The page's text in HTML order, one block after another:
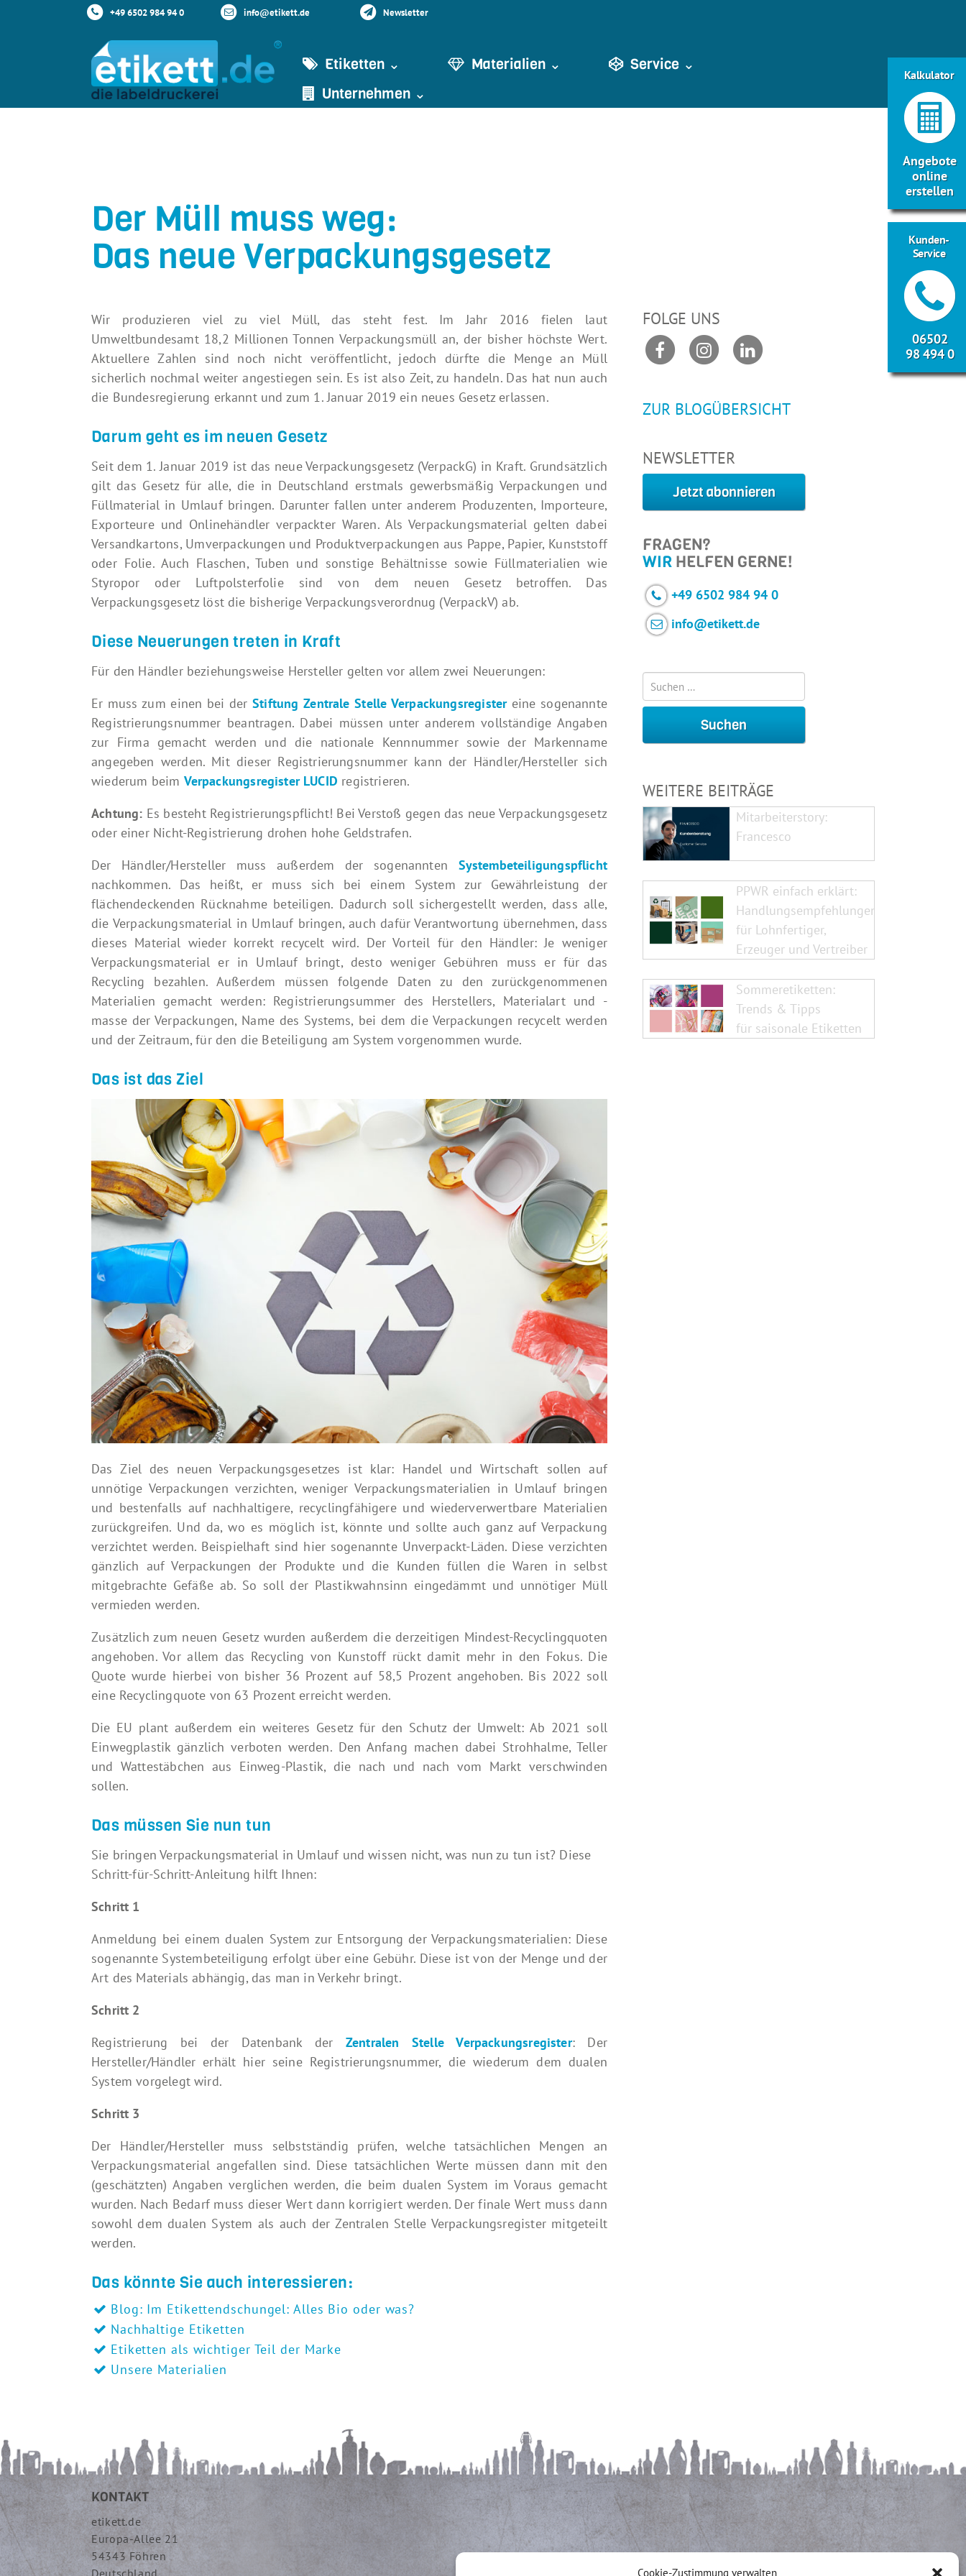
Cookie-Zustimmung verwalten
Kalkulator
Angebote
online
erstellen
Kunden-
Service
06502
98 494 0
+49 6502 984 94 0 info@etikett.de Newsletter
Etiketten ⌄ Materialien ⌄
Service ⌄
Unternehmen ⌄
Der Müll muss weg:
Das neue Verpackungsgesetz
Wir produzieren viel zu viel Müll, das steht fest. Im Jahr 2016 fielen laut
Umweltbundesamt 18,2 Millionen Tonnen Verpackungsmüll an, der bisher höchste Wert.
Aktuellere Zahlen sind noch nicht veröffentlicht, jedoch dürfte die Menge an Müll
sicherlich nochmal weiter angestiegen sein. Es ist also Zeit, zu handeln. Das hat nun auch
die Bundesregierung erkannt und zum 1. Januar 2019 ein neues Gesetz erlassen.
Darum geht es im neuen Gesetz
Seit dem 1. Januar 2019 ist das neue Verpackungsgesetz (VerpackG) in Kraft. Grundsätzlich
gilt das Gesetz für alle, die in Deutschland erstmals gewerbsmäßig Verpackungen und
Füllmaterial in Umlauf bringen. Darunter fallen unter anderem Produzenten, Importeure,
Exporteure und Onlinehändler verpackter Waren. Als Verpackungsmaterial gelten dabei
Versandkartons, Umverpackungen und Produktverpackungen aus Pappe, Papier, Kunststoff
oder Folie. Auch Flaschen, Tuben und sonstige Behältnisse sowie Füllmaterialien wie
Styropor oder Luftpolsterfolie sind von dem neuen Gesetz betroffen. Das
Verpackungsgesetz löst die bisherige Verpackungsverordnug (VerpackV) ab.
Diese Neuerungen treten in Kraft
Für den Händler beziehungsweise Hersteller gelten vor allem zwei Neuerungen:
Er muss zum einen bei derStiftung Zentrale Stelle Verpackungsregistereine sogenannte
Registrierungsnummer beantragen. Dabei müssen unter anderem vollständige Angaben
zur Firma gemacht werden und die nationale Kennnummer sowie der Markenname
angegeben werden. Mit dieser Registrierungsnummer kann der Händler/Hersteller sich
wiederum beim Verpackungsregister LUCID registrieren.
Achtung: Es besteht Registrierungspflicht! Bei Verstoß gegen das neue Verpackungsgesetz
oder einer Nicht-Registrierung drohen hohe Geldstrafen.
Der Händler/Hersteller muss außerdem der sogenannten Systembeteiligungspflicht
nachkommen. Das heißt, er muss sich bei einem System zur Gewährleistung der
flächendeckenden Rücknahme beteiligen. Dadurch soll sichergestellt werden, dass alle,
die Verpackungsmaterial in Umlauf bringen, auch dafür Verantwortung übernehmen, dass
dieses Material wieder korrekt recycelt wird. Der Vorteil für den Händler: Je weniger
Verpackungsmaterial er in Umlauf bringt, desto weniger Gebühren muss er für das
Recycling bezahlen. Außerdem müssen folgende Daten zu den zurückgenommenen
Materialien gemacht werden: Registrierungsummer des Herstellers, Materialart und -
masse der Verpackungen, Name des Systems, bei dem die Verpackungen recycelt werden
und der Zeitraum, für den die Beteiligung am System vorgenommen wurde.
Das ist das Ziel
Das Ziel des neuen Verpackungsgesetzes ist klar: Handel und Wirtschaft sollen auf
unnötige Verpackungen verzichten, weniger Verpackungsmaterialien in Umlauf bringen
und bestenfalls auf nachhaltigere, recyclingfähigere und wiederverwertbare Materialien
zurückgreifen. Und da, wo es möglich ist, könnte und sollte auch ganz auf Verpackung
verzichtet werden. Beispielhaft sind hier sogenannte Unverpackt-Läden. Diese verzichten
gänzlich auf Verpackungen der Produkte und die Kunden füllen die Waren in selbst
mitgebrachte Gefäße ab. So soll der Plastikwahnsinn eingedämmt und unnötiger Müll
vermieden werden.
Zusätzlich zum neuen Gesetz wurden außerdem die derzeitigen Mindest-Recyclingquoten
angehoben. Vor allem das Recycling von Kunstoff rückt damit mehr in den Fokus. Die
Quote wurde hierbei von bisher 36 Prozent auf 58,5 Prozent angehoben. Bis 2022 soll
eine Recyclingquote von 63 Prozent erreicht werden.
Die EU plant außerdem ein weiteres Gesetz für den Schutz der Umwelt: Ab 2021 soll
Einwegplastik gänzlich verboten werden. Den Anfang machen dabei Strohhalme, Teller
und Wattestäbchen aus Einweg-Plastik, die nach und nach vom Markt verschwinden
sollen.
Das müssen Sie nun tun
Sie bringen Verpackungsmaterial in Umlauf und wissen nicht, was nun zu tun ist? Diese
Schritt-für-Schritt-Anleitung hilft Ihnen:
Schritt 1
Anmeldung bei einem dualen System zur Entsorgung der Verpackungsmaterialien: Diese
sogenannte Systembeteiligung erfolgt über eine Gebühr. Diese ist von der Menge und der
Art des Materials abhängig, das man in Verkehr bringt.
Schritt 2
Registrierung bei der Datenbank der Zentralen Stelle Verpackungsregister: Der
Hersteller/Händler erhält hier seine Registrierungsnummer, die wiederum dem dualen
System vorgelegt wird.
Schritt 3
Der Händler/Hersteller muss selbstständig prüfen, welche tatsächlichen Mengen an
Verpackungsmaterial angefallen sind. Diese tatsächlichen Werte müssen dann mit den
(geschätzten) Angaben verglichen werden, die beim dualen System im Voraus gemacht
wurden. Nach Bedarf muss dieser Wert dann korrigiert werden. Der finale Wert muss dann
sowohl dem dualen System als auch der Zentralen Stelle Verpackungsregister mitgeteilt
werden.
Das könnte Sie auch interessieren:
Blog: Im Etikettendschungel: Alles Bio oder was?
Nachhaltige Etiketten
Etiketten als wichtiger Teil der Marke
Unsere Materialien
FOLGE UNS
ZUR BLOGÜBERSICHT
NEWSLETTER
Jetzt abonnieren
FRAGEN?
WIR HELFEN GERNE!
+49 6502 984 94 0
info@etikett.de
WEITERE BEITRÄGE
Mitarbeiterstory:
Francesco
PPWR einfach erklärt:
Handlungsempfehlungen
für Lohnfertiger,
Erzeuger und Vertreiber
Sommeretiketten:
Trends & Tipps
für saisonale Etiketten
KONTAKT
etikett.de
Europa-Allee 21
54343 Föhren
Deutschland